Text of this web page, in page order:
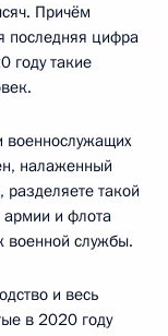
Причём
последняя цифра
году такие
военнослужащих
налаженный
такой
армии и флота
военной службы.
и весь
в 2020 году